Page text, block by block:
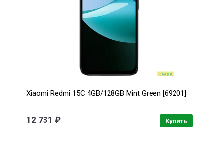
Xiaomi Redmi 15C 4GB/128GB Mint Green [69201]
12 731 ₽ Купить